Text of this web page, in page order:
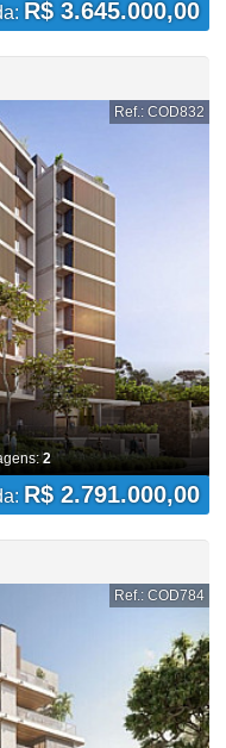
R$ 3.645.000,00
Ref.: COD832
2
R$ 2.791.000,00
Ref.: COD784